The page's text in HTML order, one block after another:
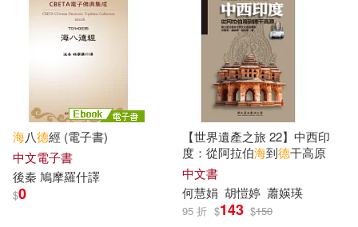
八路(19)
本書編寫組編(19) 松浦章(19)
薛理勇(19)
たらちねジョン(18)
秀威資訊(112)
MTEX(111)
外語教學與研究出版社(111)
海八德經 (電子書)
中文電子書
後秦 鳩摩羅什譯
$0
【世界遺產之旅 22】中西印
度：從阿拉伯海到德干高原
中文書
何慧娟 胡愷婷 蕭媖瑛
95 折 $143 $150